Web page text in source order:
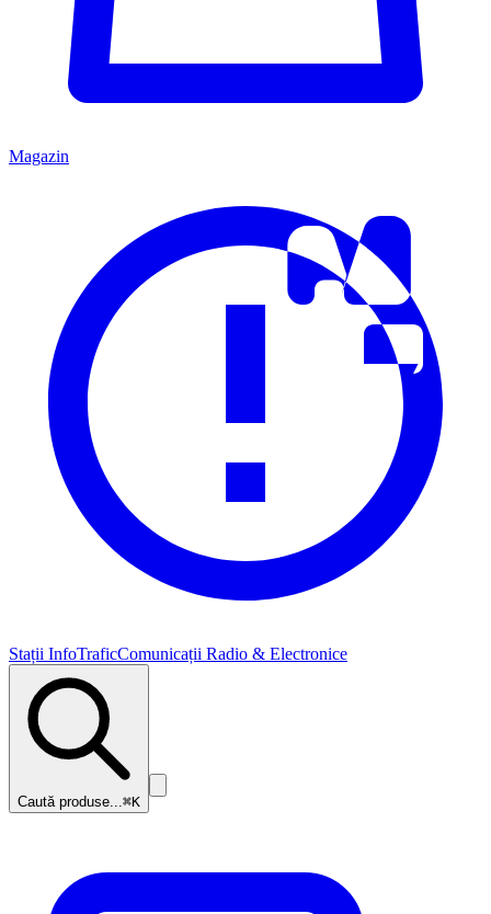
Magazin
Stații InfoTraficComunicații Radio & Electronice
Caută produse...⌘K